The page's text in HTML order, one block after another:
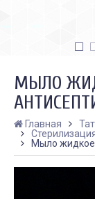
КАК
ДЕЛАТЬ
МЫЛО
Главная
Мыло жидкое